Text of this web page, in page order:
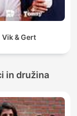
Vik & Gert
in družina